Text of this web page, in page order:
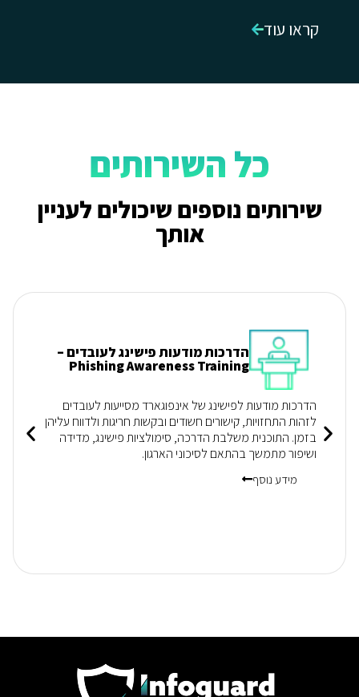
קראו עוד
כל השירותים
שירותים נוספים שיכולים לעניין
אותך
הדרכות מודעות פישינג לעובדים –
Phishing Awareness Training
הדרכות מודעות לפישינג של אינפוגארד מסייעות לעובדים
לזהות התחזויות, קישורים חשודים ובקשות חריגות ולדווח עליהן
בזמן. התוכנית משלבת הדרכה, סימולציות פישינג, מדידה
ושיפור מתמשך בהתאם לסיכוני הארגון.
מידע נוסף